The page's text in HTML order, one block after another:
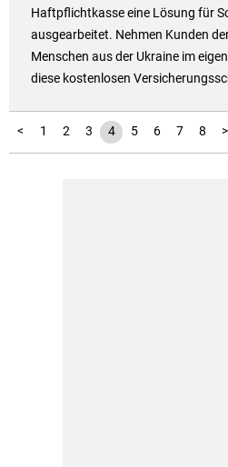
Haftpflichtkasse eine Lösung für
ausgearbeitet. Nehmen Kunden
Menschen aus der Ukraine im
diese kostenlosen
< 1 2 3 4 5 6 7 8 >